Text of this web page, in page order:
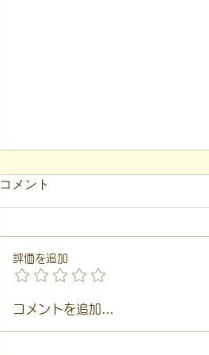
【代表ブログ】「目の前の小
コメント
評価を追加
コメントを追加…